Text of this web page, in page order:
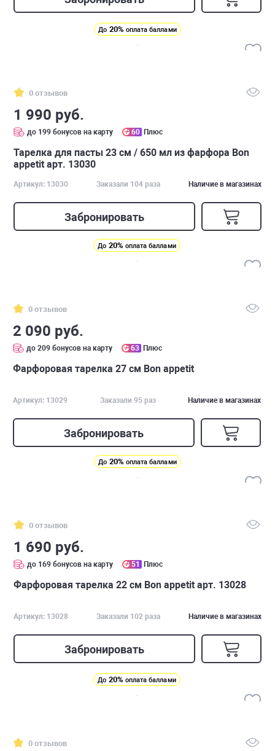
До 20% оплата баллами
0 отзывов
1 990 руб.
до 199 бонусов на карту 60 Плюс
Тарелка для пасты 23 см / 650 мл из фарфора Bon
appetit арт. 13030
Артикул: 13030 Заказали 104 раза Наличие в магазинах
Забронировать
До 20% оплата баллами
0 отзывов
2 090 руб.
до 209 бонусов на карту 63 Плюс
Фарфоровая тарелка 27 см Bon appetit
Артикул: 13029 Заказали 95 раз Наличие в магазинах
Забронировать
До 20% оплата баллами
0 отзывов
1 690 руб.
до 169 бонусов на карту 51 Плюс
Фарфоровая тарелка 22 см Bon appetit арт. 13028
Артикул: 13028 Заказали 102 раза Наличие в магазинах
Забронировать
До 20% оплата баллами
0 отзывов